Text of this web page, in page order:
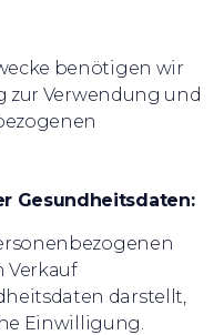
benötigen wir
zur Verwendung und
Gesundheitsdaten:
Verkauf
darstellt,
Einwilligung.